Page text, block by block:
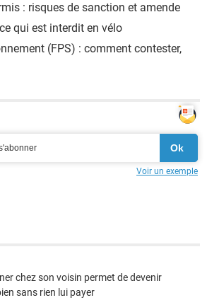
: risques de sanction et amende
qui est interdit en vélo
(FPS) : comment contester,
Voir un exemple
chez son voisin permet de devenir
sans rien lui payer